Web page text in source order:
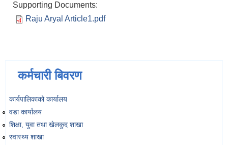
Supporting Documents:
Raju Aryal Article1.pdf
कर्मचारी बिवरण
कार्यपालिकाको कार्यालय
वडा कार्यालय
शिक्षा, युवा तथा खेलकुद शाखा
स्वास्थ्य शाखा